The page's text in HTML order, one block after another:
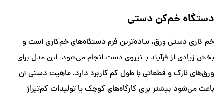
دستگاه خم‌کن دستی
خم کاری دستی ورق، ساده‌ترین فرم دستگاه‌های خم‌کاری است و
بخش زیادی از فرآیند با نیروی دست انجام می‌شود. این مدل برای
ورق‌های نازک و قطعاتی با طول کم کاربرد دارد. ماهیت دستی آن
باعث می‌شود بیشتر برای کارگاه‌های کوچک یا تولیدات کم‌تیراژ